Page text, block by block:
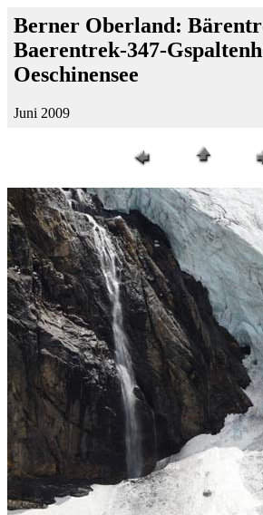
Berner Oberland:
Baerentrek-347-
Oeschinensee
Juni 2009